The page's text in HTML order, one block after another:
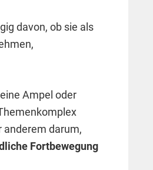
davon, ob sie als
Ampel oder
anderem darum,
Fortbewegung